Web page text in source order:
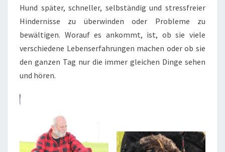
Hund später, schneller, selbständig und stressfreier
Hindernisse zu überwinden oder Probleme zu
bewältigen. Worauf es ankommt, ist, ob sie viele
verschiedene Lebenserfahrungen machen oder ob sie
den ganzen Tag nur die immer gleichen Dinge sehen
und hören.